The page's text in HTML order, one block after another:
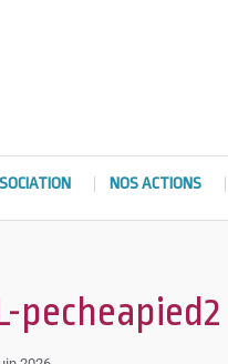
NOS ACTIONS
pecheapied2